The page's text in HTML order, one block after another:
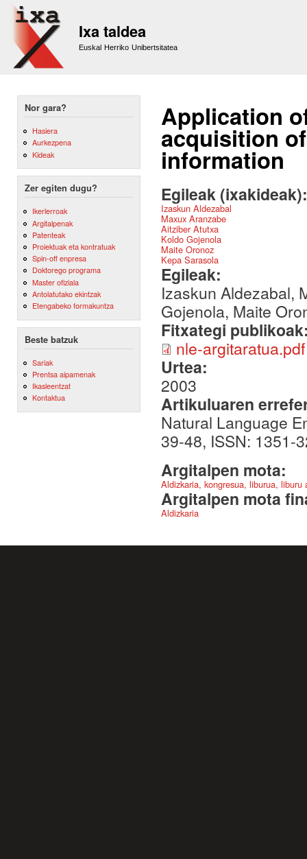
Ixa taldea
Euskal Herriko Unibertsitatea
Nor gara?
Hasiera
Aurkezpena
Kideak
Zer egiten dugu?
Ikerlerroak
Argitalpenak
Patenteak
Proiektuak eta kontratuak
Spin-off enpresa
Doktorego programa
Master ofiziala
Antolatutako ekintzak
Etengabeko formakuntza
Beste batzuk
Sariak
Prentsa aipamenak
Ikasleentzat
Kontaktua
Application
acquisition
information
Egileak
Izaskun Aldezabal
Maxux Aranzabe
Aitziber Atutxa
Koldo Gojenola
Maite Oronoz
Kepa Sarasola
Egileak:
Izaskun Aldezabal,
Gojenola, Maite
Fitxategi
nle-argitaratua.pdf
Urtea:
2003
Artikuluaren
Natural Language
39-48, ISSN: 1351-
Argitalpen mota:
Aldizkaria, kongresua, liburua,
Argitalpen mota
Aldizkaria